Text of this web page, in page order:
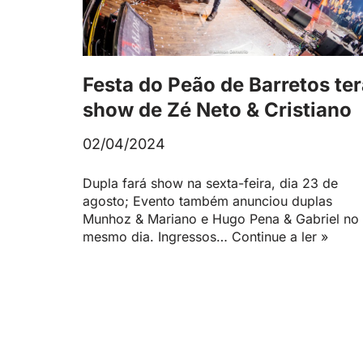
Festa do Peão de Barretos
show de Zé Neto & Cristiano
02/04/2024
Dupla fará show na sexta-feira, dia 23 de
agosto; Evento também anunciou duplas
Munhoz & Mariano e Hugo Pena & Gabriel no
mesmo dia. Ingressos… Continue a ler »